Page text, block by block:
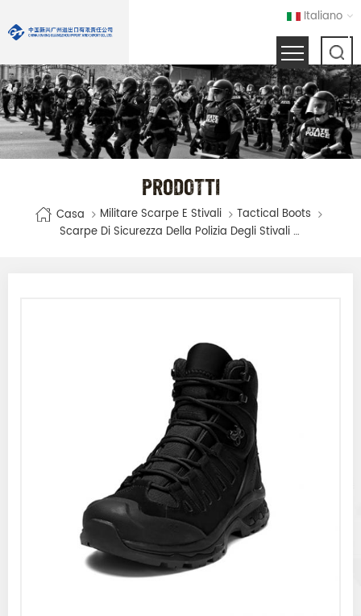
Italiano
PRODOTTI
Casa Militare Scarpe E Stivali
Tactical Boots
Scarpe Di Sicurezza Della Polizia Degli Stivali Tattici Dell'esercito Militare Della Giungla Di Combattimento Degli Uomini Neri